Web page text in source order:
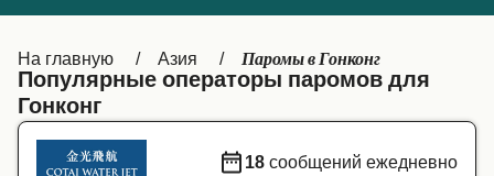
Ελλάδα Belgique (FR)
Polska
Schweiz (DE) Norge
На главную Азия Паромы в Гонконг
Популярные операторы паромов для
Гонконг
18 сообщений ежедневно